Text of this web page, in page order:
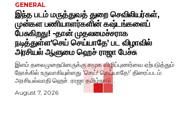
GENERAL
இந்த படம் மருத்துவத் துறை செவிலியர்கள்,
முன்கள பணியாளர்களின் கஷ்டங்களைப்
பேசுகிறது! -தான் முதலமைச்சராக
நடித்துள்ள’செய் செய்யாதே’ பட விழாவில்
அரசியல் ஆளுமை ஹெச் ராஜா பேச்சு
இளம் தலைமுறையினருக்கு சமூக விழிப்புணர்வை ஏற்படுத்தும்
நோக்கில் உருவாகியுள்ளது ‘செய்! செய்யாதே!’ திரைப்படம்.
அரசியல்வாதி ஹெச். ராஜா தமிழ்நாடு...
August 7, 2026